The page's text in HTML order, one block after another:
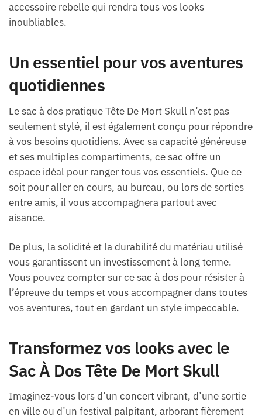
accessoire rebelle qui rendra tous vos looks
inoubliables.
Un essentiel pour vos aventures
quotidiennes
Le sac à dos pratique Tête De Mort Skull n’est pas
seulement stylé, il est également conçu pour répondre
à vos besoins quotidiens. Avec sa capacité généreuse
et ses multiples compartiments, ce sac offre un
espace idéal pour ranger tous vos essentiels. Que ce
soit pour aller en cours, au bureau, ou lors de sorties
entre amis, il vous accompagnera partout avec
aisance.
De plus, la solidité et la durabilité du matériau utilisé
vous garantissent un investissement à long terme.
Vous pouvez compter sur ce sac à dos pour résister à
l’épreuve du temps et vous accompagner dans toutes
vos aventures, tout en gardant un style impeccable.
Transformez vos looks avec le
Sac À Dos Tête De Mort Skull
Imaginez-vous lors d’un concert vibrant, d’une sortie
en ville ou d’un festival palpitant, arborant fièrement